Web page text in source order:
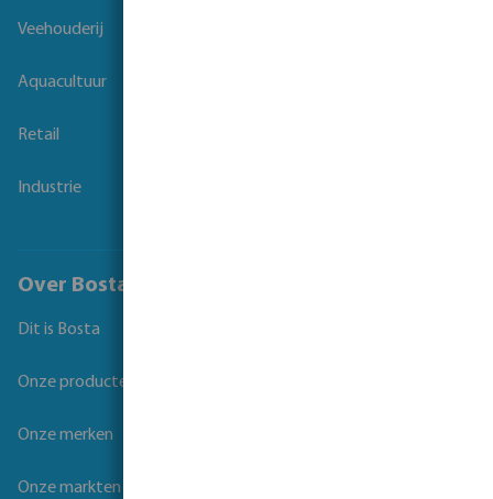
Veehouderij
Aquacultuur
Retail
Industrie
Over Bosta
Dit is Bosta
Onze producten
Onze merken
Onze markten